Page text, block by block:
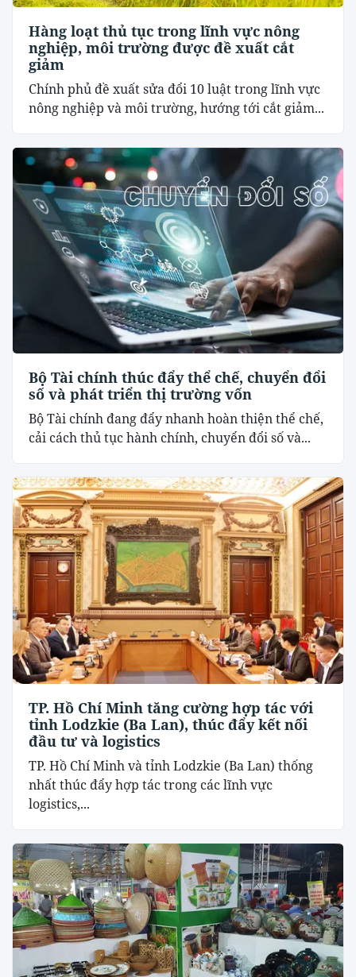
Hàng loạt thủ tục trong lĩnh vực nông
nghiệp, môi trường được đề xuất cắt
giảm
Chính phủ đề xuất sửa đổi 10 luật trong lĩnh vực
nông nghiệp và môi trường, hướng tới cắt giảm...
Bộ Tài chính thúc đẩy thể chế, chuyển đổi
số và phát triển thị trường vốn
Bộ Tài chính đang đẩy nhanh hoàn thiện thể chế,
cải cách thủ tục hành chính, chuyển đổi số và...
TP. Hồ Chí Minh tăng cường hợp tác với
tỉnh Lodzkie (Ba Lan), thúc đẩy kết nối
đầu tư và logistics
TP. Hồ Chí Minh và tỉnh Lodzkie (Ba Lan) thống
nhất thúc đẩy hợp tác trong các lĩnh vực
logistics,...